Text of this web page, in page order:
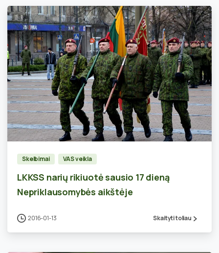
0
Skelbimai VAS veikla
LKKSS narių rikiuotė sausio 17 dieną
Nepriklausomybės aikštėje
2016-01-13 Skaityti toliau